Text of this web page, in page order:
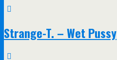
Strange-T. – Wet Pussy